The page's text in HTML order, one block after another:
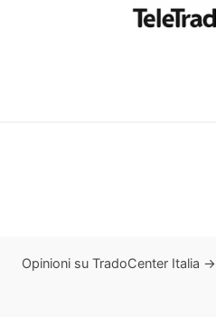
Opinioni su TradoCenter Italia →